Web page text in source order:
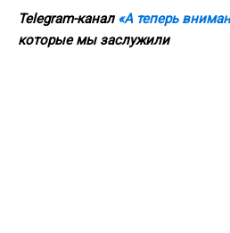
Telegram-канал «А теперь
которые мы заслужили